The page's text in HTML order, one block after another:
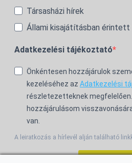
Társasházi hírek
Állami kisajátításban érintett
Adatkezelési tájékoztató
Önkéntesen hozzájárulok
kezeléséhez az Adatkezelési
részletezetteknek
hozzájárulásom
van.
A leiratkozás a hírlevél alján található